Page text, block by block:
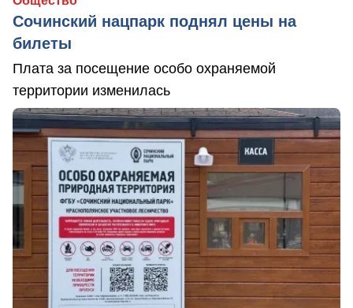
Сочинский нацпарк поднял цены на
билеты
Плата за посещение особо охраняемой
территории изменилась